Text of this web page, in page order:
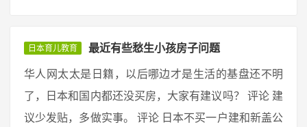
日本育儿教育 最近有些愁生小孩房子问题
华人网太太是日籍，以后哪边才是生活的基盘还不明
了，日本和国内都还没买房，大家有建议吗？ 评论 建
议少发贴，多做实事。 评论 日本不买一户建和新盖公